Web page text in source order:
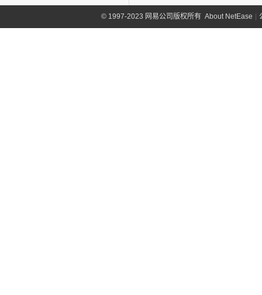
©1997-2023 网易公司版权所有 About NetEase